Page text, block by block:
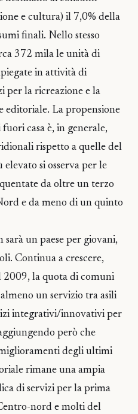
e cultura) il 7,0% della
finali. Nello stesso
372 mila le unità di
in attività di
per la ricreazione e la
editoriale. La propensione
casa è, in generale,
rispetto a quelle del
si osserva per le
da oltre un terzo
e da meno di un quinto
un paese per giovani,
Continua a crescere,
la quota di comuni
un servizio tra asili
integrativi/innovativi per
però che
degli ultimi
rimane una ampia
di servizi per la prima
nord e molti del